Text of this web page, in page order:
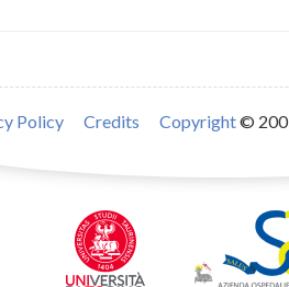
Policy Credits Copyright©